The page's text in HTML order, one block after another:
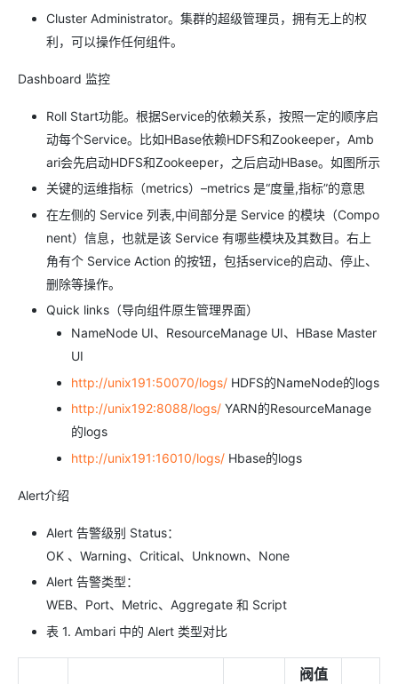
Cluster Administrator。集群的超级管理员，拥有无上的权
利，可以操作任何组件。
Dashboard 监控
Roll Start功能。根据Service的依赖关系，按照一定的顺序启
动每个Service。比如HBase依赖HDFS和Zookeeper，Amb
ari会先启动HDFS和Zookeeper，之后启动HBase。如图所示
关键的运维指标（metrics）–metrics 是“度量,指标”的意思
在左侧的 Service 列表,中间部分是 Service 的模块（Compo
nent）信息，也就是该 Service 有哪些模块及其数目。右上
角有个 Service Action 的按钮，包括service的启动、停止、
删除等操作。
Quick links（导向组件原生管理界面）
NameNode UI、ResourceManage UI、HBase Master
UI
http://unix191:50070/logs/ HDFS的NameNode的logs
http://unix192:8088/logs/ YARN的ResourceManage
的logs
http://unix191:16010/logs/ Hbase的logs
Alert介绍
Alert 告警级别 Status：
OK 、Warning、Critical、Unknown、None
Alert 告警类型：
WEB、Port、Metric、Aggregate 和 Script
表 1. Ambari 中的 Alert 类型对比
阀值